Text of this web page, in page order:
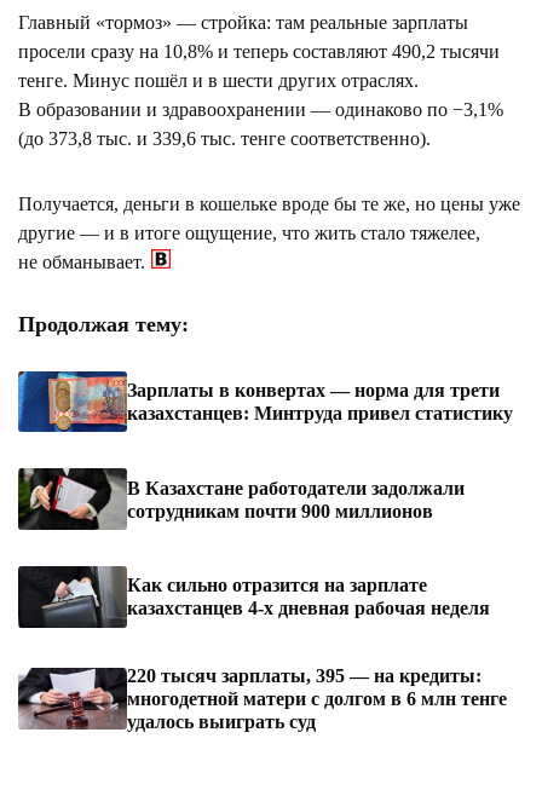
Главный «тормоз» — стройка: там реальные зарплаты
просели сразу на 10,8% и теперь составляют 490,2 тысячи
тенге. Минус пошёл и в шести других отраслях.
В образовании и здравоохранении — одинаково по −3,1%
(до 373,8 тыс. и 339,6 тыс. тенге соответственно).
Получается, деньги в кошельке вроде бы те же, но цены уже
другие — и в итоге ощущение, что жить стало тяжелее,
не обманывает.
Продолжая тему:
Зарплаты в конвертах — норма для трети
казахстанцев: Минтруда привел статистику
В Казахстане работодатели задолжали
сотрудникам почти 900 миллионов
Как сильно отразится на зарплате
казахстанцев 4-х дневная рабочая неделя
220 тысяч зарплаты, 395 — на кредиты:
многодетной матери с долгом в 6 млн тенге
удалось выиграть суд